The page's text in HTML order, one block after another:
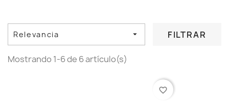
Relevancia  FILTRAR
Mostrando 1-6 de 6 artículo(s)
favorite_border